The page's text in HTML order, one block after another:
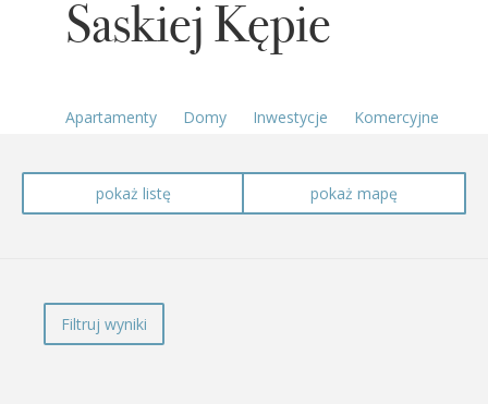
Saskiej Kępie
Apartamenty Domy Inwestycje Komercyjne
pokaż listę pokaż mapę
Filtruj wyniki